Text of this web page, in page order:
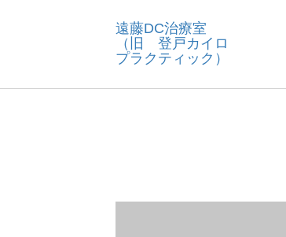
遠藤DC治療室
（旧 登戸カイロ
プラクティック）